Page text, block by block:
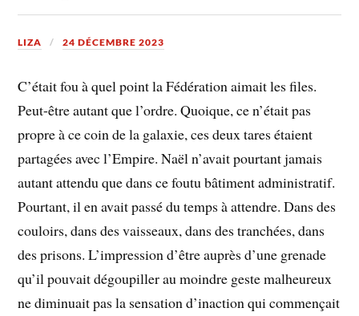
LIZA 24 DÉCEMBRE 2023
C’était fou à quel point la Fédération aimait les files.
Peut-être autant que l’ordre. Quoique, ce n’était pas
propre à ce coin de la galaxie, ces deux tares étaient
partagées avec l’Empire. Naël n’avait pourtant jamais
autant attendu que dans ce foutu bâtiment administratif.
Pourtant, il en avait passé du temps à attendre. Dans des
couloirs, dans des vaisseaux, dans des tranchées, dans
des prisons. L’impression d’être auprès d’une grenade
qu’il pouvait dégoupiller au moindre geste malheureux
ne diminuait pas la sensation d’inaction qui commençait